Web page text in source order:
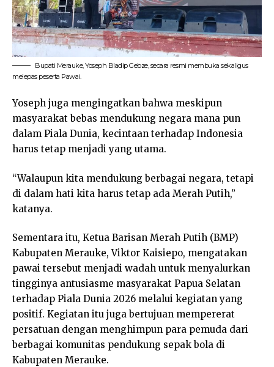
Bupati Merauke, Yoseph Bladip Gebze, secara resmi membuka sekaligus
melepas peserta Pawai.
Yoseph juga mengingatkan bahwa meskipun
masyarakat bebas mendukung negara mana pun
dalam Piala Dunia, kecintaan terhadap Indonesia
harus tetap menjadi yang utama.
“Walaupun kita mendukung berbagai negara, tetapi
di dalam hati kita harus tetap ada Merah Putih,”
katanya.
Sementara itu, Ketua Barisan Merah Putih (BMP)
Kabupaten Merauke, Viktor Kaisiepo, mengatakan
pawai tersebut menjadi wadah untuk menyalurkan
tingginya antusiasme masyarakat Papua Selatan
terhadap Piala Dunia 2026 melalui kegiatan yang
positif. Kegiatan itu juga bertujuan mempererat
persatuan dengan menghimpun para pemuda dari
berbagai komunitas pendukung sepak bola di
Kabupaten Merauke.